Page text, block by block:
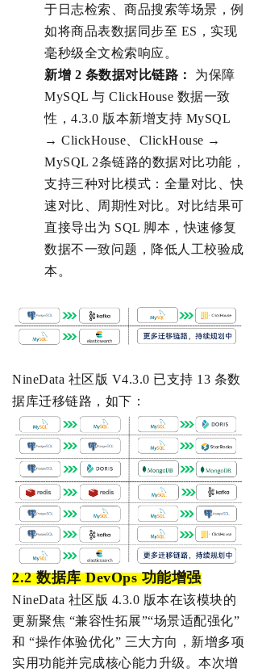
于日志检索、商品搜索等场景，例
如将商品表数据同步至 ES，实现
毫秒级全文检索响应。
新增 2 条数据对比链路：
为保障
MySQL 与 ClickHouse 数据一致
性，4.3.0 版本新增支持 MySQL
→ ClickHouse、 ClickHouse →
MySQL 2条链路的数据对比功能，
支持三种对比模式：全量对比、快
速对比、周期性对比。对比结果可
直接导出为 SQL 脚本，快速修复
数据不一致问题，降低人工校验成
本。
NineData 社区版 V4.3.0 已支持 13 条数
据库迁移链路，如下：
2.2 数据库 DevOps 功能增强
NineData 社区版 4.3.0 版本在该模块的
更新聚焦 “兼容性拓展”“场景适配强化”
和 “操作体验优化” 三大方向，新增多项
实用功能并完成核心能力升级。本次增